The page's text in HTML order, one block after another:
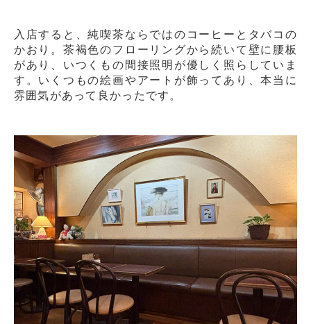
入店すると、純喫茶ならではのコーヒーとタバコの
かおり。茶褐色のフローリングから続いて壁に腰板
があり、いつくもの間接照明が優しく照らしていま
す。いくつもの絵画やアートが飾ってあり、本当に
雰囲気があって良かったです。